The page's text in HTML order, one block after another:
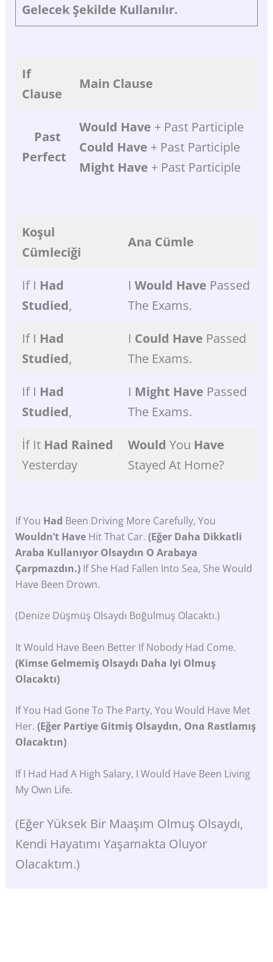
Gelecek Şekilde Kullanılır.
If
Clause
Main Clause
Past
Perfect
Would Have + Past Participle
Could Have + Past Participle
Might Have + Past Participle
Koşul
Cümleciği
Ana Cümle
If I Had
Studied,
I Would Have Passed
The Exams.
If I Had
Studied,
I Could Have Passed
The Exams.
If I Had
Studied,
I Might Have Passed
The Exams.
İf It Had Rained
Yesterday
Would You Have
Stayed At Home?
If You Had Been Driving More Carefully, You
Wouldn’t Have Hit That Car. (Eğer Daha Dikkatli
Araba Kullanıyor Olsaydın O Arabaya
Çarpmazdın.) If She Had Fallen Into Sea, She Would
Have Been Drown.
(Denize Düşmüş Olsaydı Boğulmuş Olacaktı.)
It Would Have Been Better If Nobody Had Come.
(Kimse Gelmemiş Olsaydı Daha Iyi Olmuş
Olacaktı)
If You Had Gone To The Party, You Would Have Met
Her. (Eğer Partiye Gitmiş Olsaydın, Ona Rastlamış
Olacaktın)
If I Had Had A High Salary, I Would Have Been Living
My Own Life.
(Eğer Yüksek Bir Maaşım Olmuş Olsaydı,
Kendi Hayatımı Yaşamakta Oluyor
Olacaktım.)